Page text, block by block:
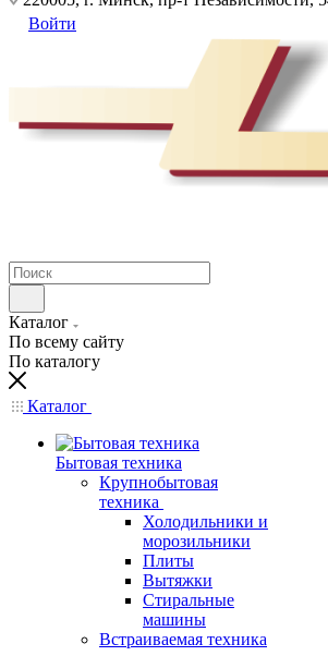
Войти
Каталог
По всему сайту
По каталогу
Каталог
Бытовая техника
Крупнобытовая
техника
Холодильники и
морозильники
Плиты
Вытяжки
Стиральные
машины
Встраиваемая техника